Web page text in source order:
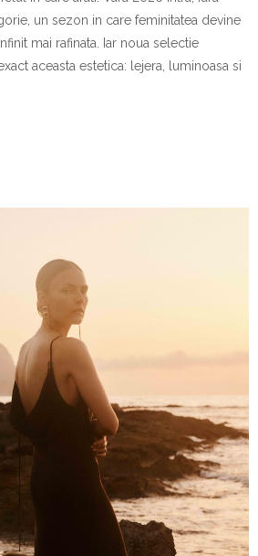
un sezon in care feminitatea devine
mai rafinata. Iar noua selectie
aceasta estetica: lejera, luminoasa si